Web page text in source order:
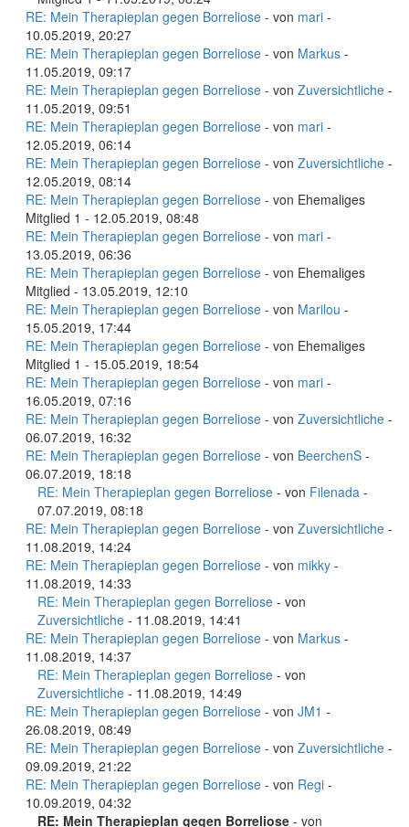
RE: Mein Therapieplan gegen Borreliose - von mari -
10.05.2019, 20:27
RE: Mein Therapieplan gegen Borreliose - von Markus -
11.05.2019, 09:17
RE: Mein Therapieplan gegen Borreliose - von Zuversichtliche -
11.05.2019, 09:51
RE: Mein Therapieplan gegen Borreliose - von mari -
12.05.2019, 06:14
RE: Mein Therapieplan gegen Borreliose - von Zuversichtliche -
12.05.2019, 08:14
RE: Mein Therapieplan gegen Borreliose - von Ehemaliges
Mitglied 1 - 12.05.2019, 08:48
RE: Mein Therapieplan gegen Borreliose - von mari -
13.05.2019, 06:36
RE: Mein Therapieplan gegen Borreliose - von Ehemaliges
Mitglied - 13.05.2019, 12:10
RE: Mein Therapieplan gegen Borreliose - von Marilou -
15.05.2019, 17:44
RE: Mein Therapieplan gegen Borreliose - von Ehemaliges
Mitglied 1 - 15.05.2019, 18:54
RE: Mein Therapieplan gegen Borreliose - von mari -
16.05.2019, 07:16
RE: Mein Therapieplan gegen Borreliose - von Zuversichtliche -
06.07.2019, 16:32
RE: Mein Therapieplan gegen Borreliose - von BeerchenS -
06.07.2019, 18:18
RE: Mein Therapieplan gegen Borreliose - von Filenada -
07.07.2019, 08:18
RE: Mein Therapieplan gegen Borreliose - von Zuversichtliche -
11.08.2019, 14:24
RE: Mein Therapieplan gegen Borreliose - von mikky -
11.08.2019, 14:33
RE: Mein Therapieplan gegen Borreliose - von
Zuversichtliche - 11.08.2019, 14:41
RE: Mein Therapieplan gegen Borreliose - von Markus -
11.08.2019, 14:37
RE: Mein Therapieplan gegen Borreliose - von
Zuversichtliche - 11.08.2019, 14:49
RE: Mein Therapieplan gegen Borreliose - von JM1 -
26.08.2019, 08:49
RE: Mein Therapieplan gegen Borreliose - von Zuversichtliche -
09.09.2019, 21:22
RE: Mein Therapieplan gegen Borreliose - von Regi -
10.09.2019, 04:32
RE: Mein Therapieplan gegen Borreliose - von